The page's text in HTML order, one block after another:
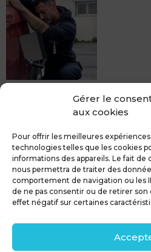
Gérer le
aux cookies
Pour offrir les meilleures
technologies telles que les cookies
informations des appareils. Le fait
nous permettra de traiter des
comportement de navigation ou les
de ne pas consentir ou de retirer
effet négatif sur certaines
peinture, sans rendez-vous mais
du débosselage vous accueille
MDCS GROUPE
Confidentialité &
Politique de